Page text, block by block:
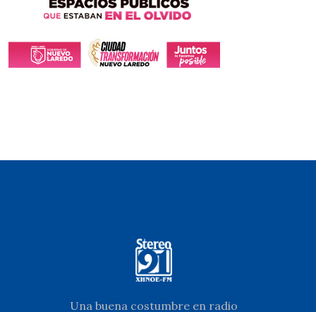
Una buena costumbre en radio